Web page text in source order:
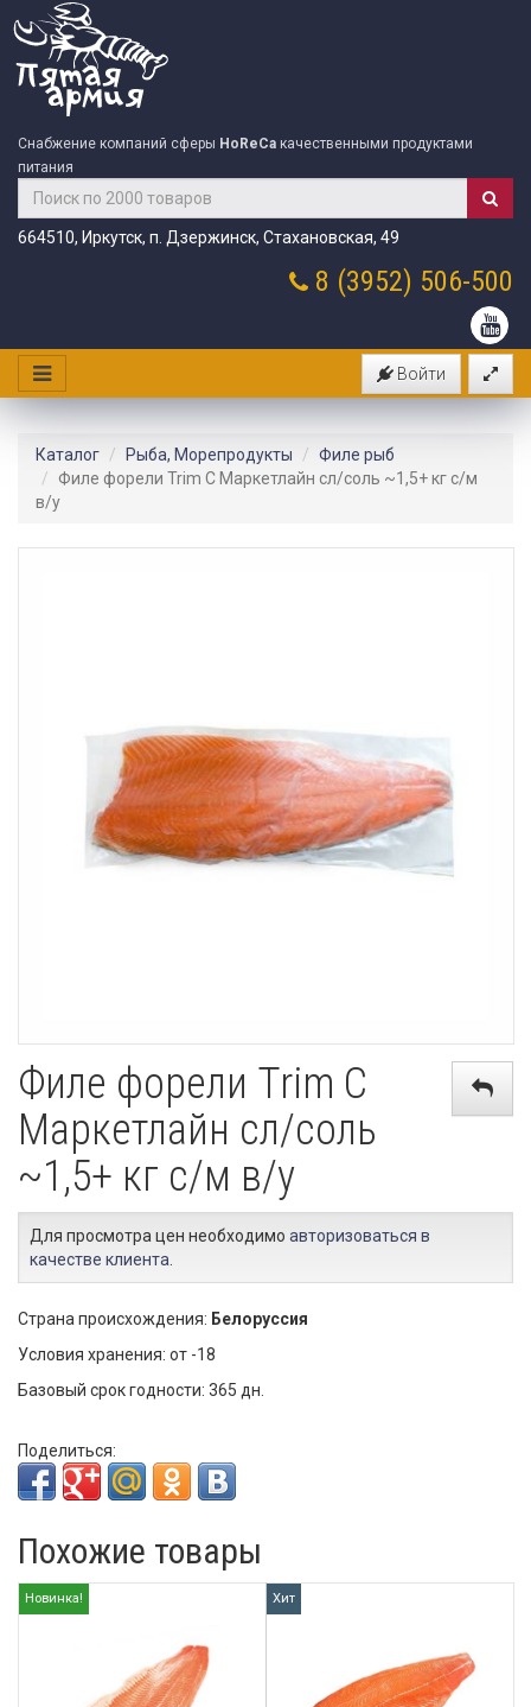
Снабжение компаний сферы HoReCa качественными продуктами
питания
664510, Иркутск, п. Дзержинск, Стахановская, 49
8 (3952) 506-500
Войти
Каталог Рыба, Морепродукты
Филе рыб
Филе форели Trim С Маркетлайн сл/соль ~1,5+ кг с/м
в/у
Филе форели Trim С
Маркетлайн сл/соль
~1,5+ кг с/м в/у
Для просмотра цен необходимо авторизоваться в
качестве клиента
Страна происхождения: Белоруссия
Условия хранения: от -18
Базовый срок годности: 365 дн.
Поделиться:
Похожие товары
Новинка! Хит